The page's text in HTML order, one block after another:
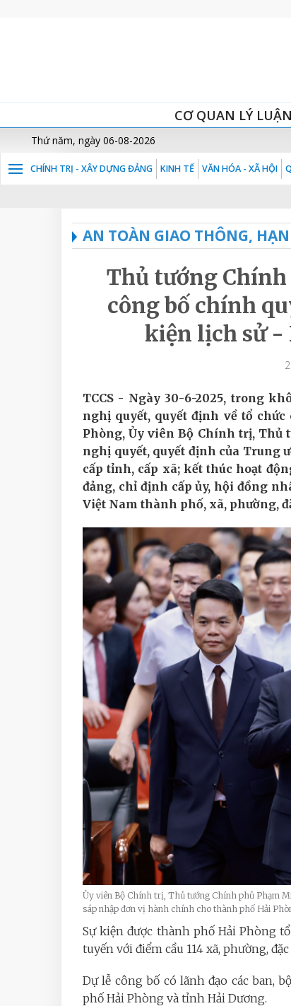
CƠ QUAN LÝ
Thứ năm, ngày 06-08-2026
CHÍNH TRỊ - XÂY DỰNG ĐẢNG KINH TẾ VĂN HÓA - XÃ HỘI
AN TOÀN GIAO THÔNG,
Thủ tướng
công bố chính
kiện lịch sử -
TCCS - Ngày 30-6-2025, trong
nghị quyết, quyết định về tổ
Phòng, Ủy viên Bộ Chính trị, Thủ
nghị quyết, quyết định của Trung
cấp tỉnh, cấp xã; kết thúc hoạt
đảng, chỉ định cấp ủy, hội đồng
Việt Nam thành phố, xã, phường,
Ủy viên Bộ Chính trị, Thủ tướng Chính phủ Phạm
sáp nhập đơn vị hành chính cho thành phố Hải
Sự kiện được thành phố Hải Phòng
tuyến với điểm cầu 114 xã, phường,
Dự lễ công bố có lãnh đạo các ban,
phố Hải Phòng và tỉnh Hải Dương.